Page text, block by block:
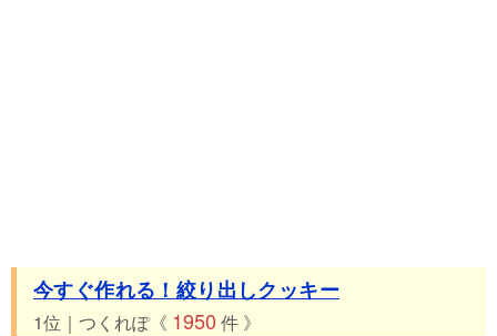
41位 つくれぽ18件 ホワイトデーにも✾苺の絞り出しクッキー
42位 つくれぽ12件 卵不使用☆絞り出しクッキー
今すぐ作れる！絞り出しクッキー
1位｜つくれぽ《 1950 件 》